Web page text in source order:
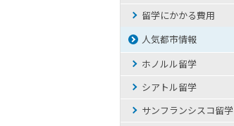
留学にかかる費用
人気都市情報
ホノルル留学
シアトル留学
サンフランシスコ留学